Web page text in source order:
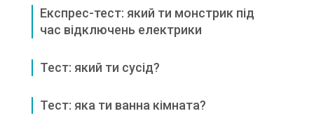
Експрес-тест: який ти монстрик під
час відключень електрики
Тест: який ти сусід?
Тест: яка ти ванна кімната?